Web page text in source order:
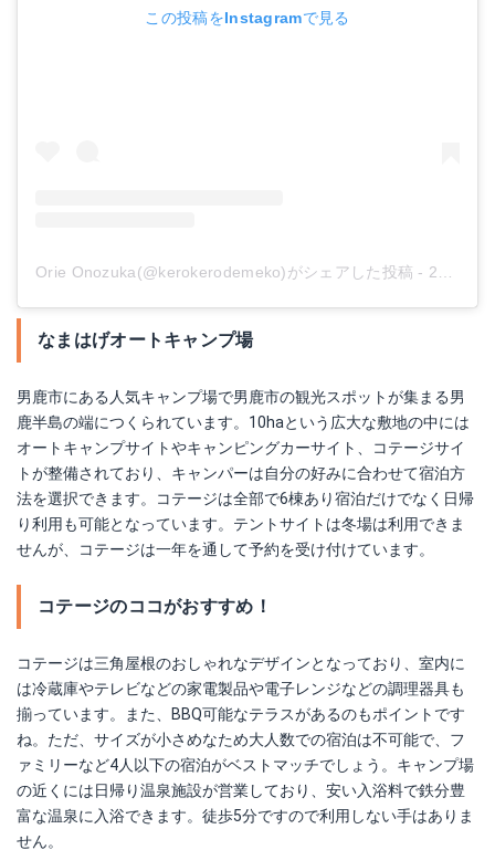
この投稿をInstagramで見る
Orie Onozuka(@kerokerodemeko)がシェアした投稿 - 2017年 7月月25日午前12時48分PDT
なまはげオートキャンプ場
男鹿市にある人気キャンプ場で男鹿市の観光スポットが集まる男
鹿半島の端につくられています。10haという広大な敷地の中には
オートキャンプサイトやキャンピングカーサイト、コテージサイ
トが整備されており、キャンパーは自分の好みに合わせて宿泊方
法を選択できます。コテージは全部で6棟あり宿泊だけでなく日帰
り利用も可能となっています。テントサイトは冬場は利用できま
せんが、コテージは一年を通して予約を受け付けています。
コテージのココがおすすめ！
コテージは三角屋根のおしゃれなデザインとなっており、室内に
は冷蔵庫やテレビなどの家電製品や電子レンジなどの調理器具も
揃っています。また、BBQ可能なテラスがあるのもポイントです
ね。ただ、サイズが小さめなため大人数での宿泊は不可能で、フ
ァミリーなど4人以下の宿泊がベストマッチでしょう。キャンプ場
の近くには日帰り温泉施設が営業しており、安い入浴料で鉄分豊
富な温泉に入浴できます。徒歩5分ですので利用しない手はありま
せん。